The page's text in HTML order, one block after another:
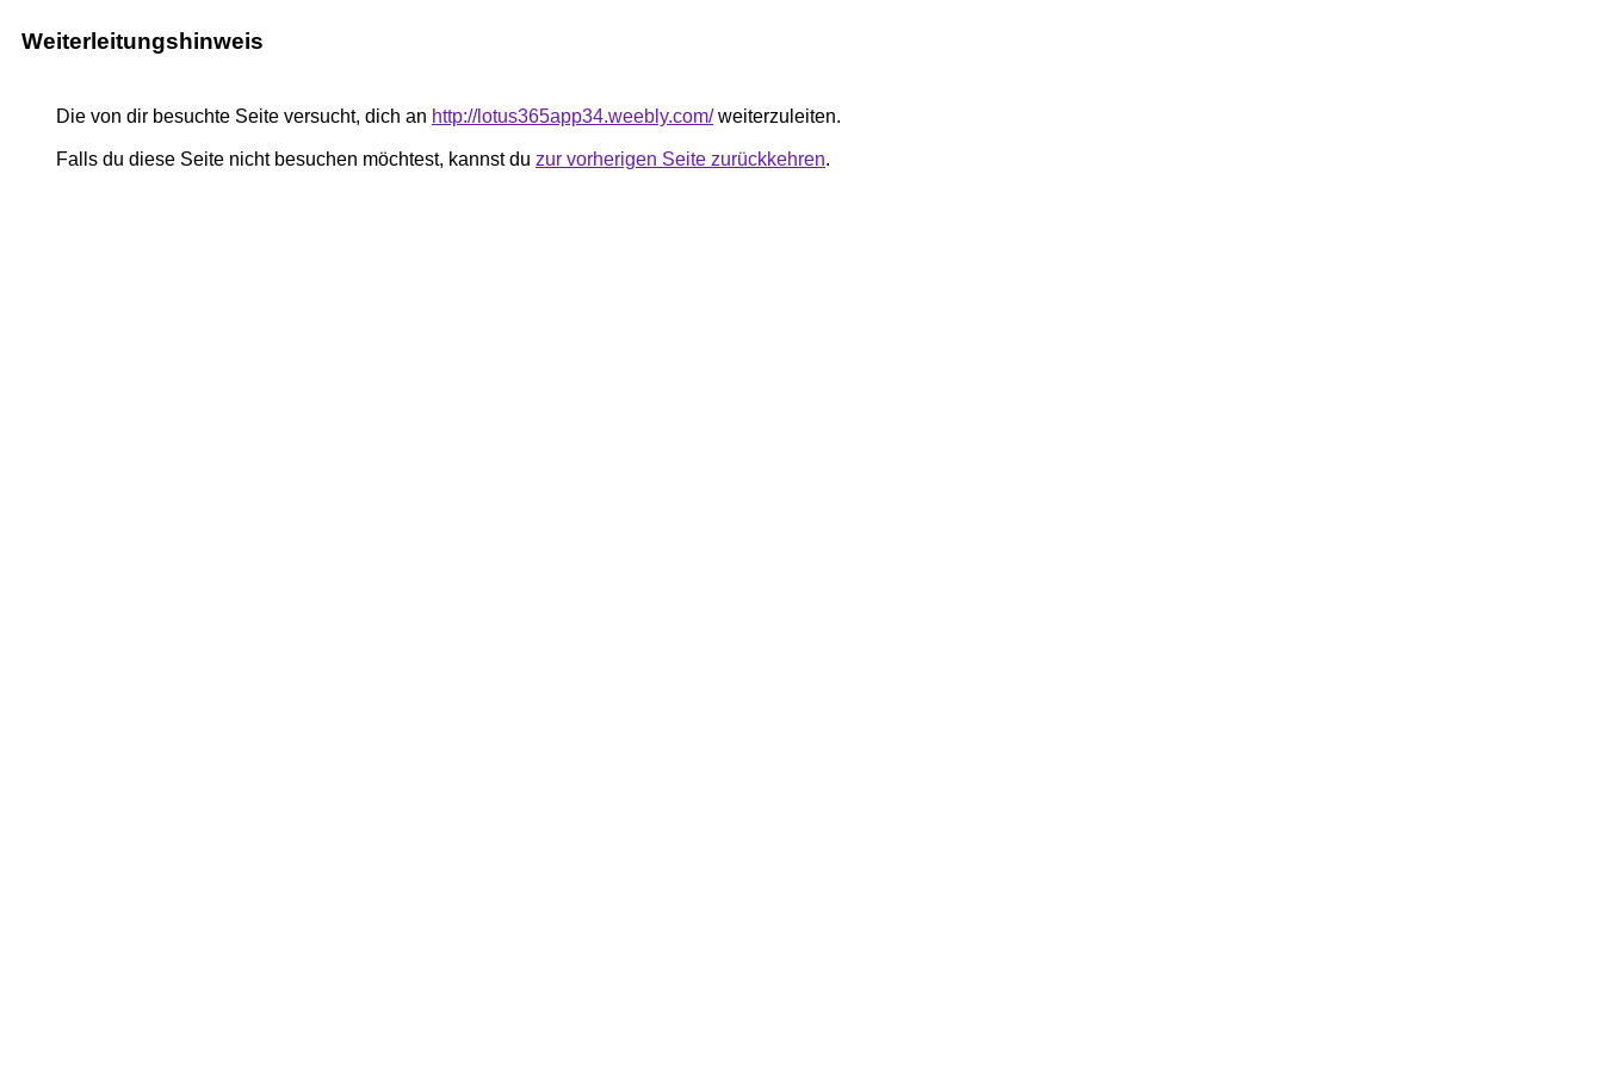
Weiterleitungshinweis
Die von dir besuchte Seite versucht, dich an http://lotus365app34.weebly.com/weiterzuleiten.
Falls du diese Seite nicht besuchen möchtest, kannst du zur vorherigen Seite zurückkehren.